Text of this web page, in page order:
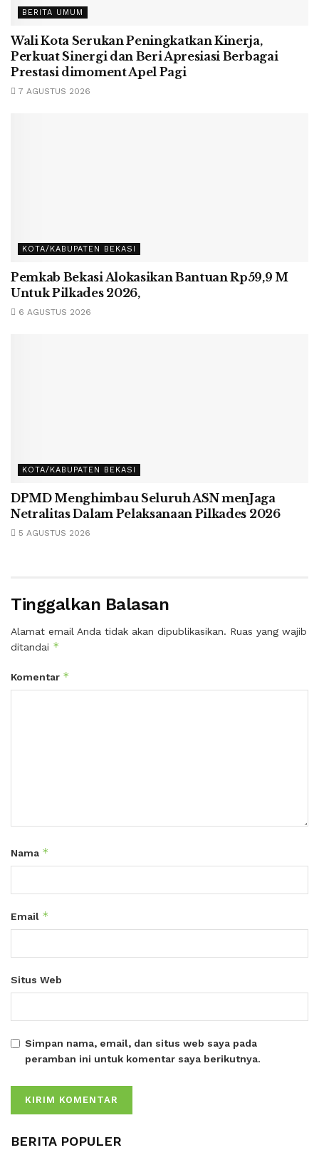
BERITA UMUM
Wali Kota Serukan Peningkatkan Kinerja,
Perkuat Sinergi dan Beri Apresiasi Berbagai
Prestasi dimoment Apel Pagi
7 AGUSTUS 2026
KOTA/KABUPATEN BEKASI
Pemkab Bekasi Alokasikan Bantuan Rp59,9 M
Untuk Pilkades 2026,
6 AGUSTUS 2026
KOTA/KABUPATEN BEKASI
DPMD Menghimbau Seluruh ASN menJaga
Netralitas Dalam Pelaksanaan Pilkades 2026
5 AGUSTUS 2026
Tinggalkan Balasan
Alamat email Anda tidak akan dipublikasikan. Ruas yang wajib
ditandai *
Komentar *
Nama *
Email *
Situs Web
Simpan nama, email, dan situs web saya pada
peramban ini untuk komentar saya berikutnya.
BERITA POPULER